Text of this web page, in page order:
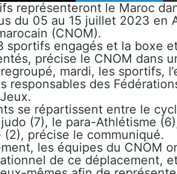
représenteront le Maroc
du 05 au 15 juillet 2023 en
(CNOM).
sportifs engagés et la boxe
précise le CNOM dans
mardi, les sportifs,
responsables des
se répartissent entre le
(7), le para-Athlétisme
précise le communiqué.
les équipes du CNOM
de ce déplacement,